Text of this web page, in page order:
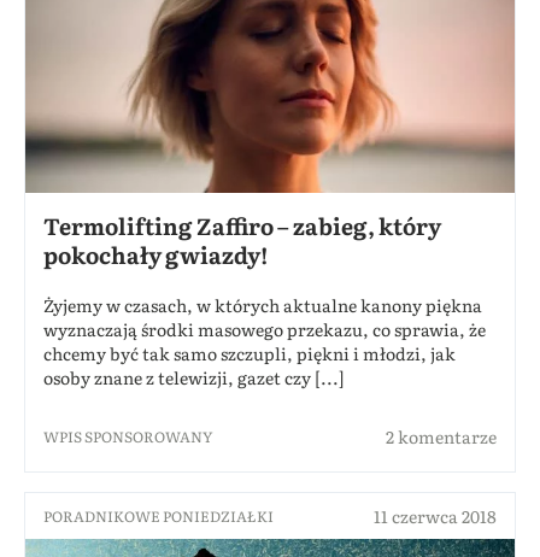
Termolifting Zaffiro – zabieg, który
pokochały gwiazdy!
Żyjemy w czasach, w których aktualne kanony piękna
wyznaczają środki masowego przekazu, co sprawia, że
chcemy być tak samo szczupli, piękni i młodzi, jak
osoby znane z telewizji, gazet czy [...]
WPIS SPONSOROWANY 2 komentarze
PORADNIKOWE PONIEDZIAŁKI 11 czerwca 2018